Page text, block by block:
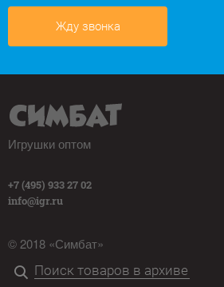
Жду звонка
Игрушки оптом
+7 (495) 933 27 02
info@igr.ru
© 2018 «Симбат»